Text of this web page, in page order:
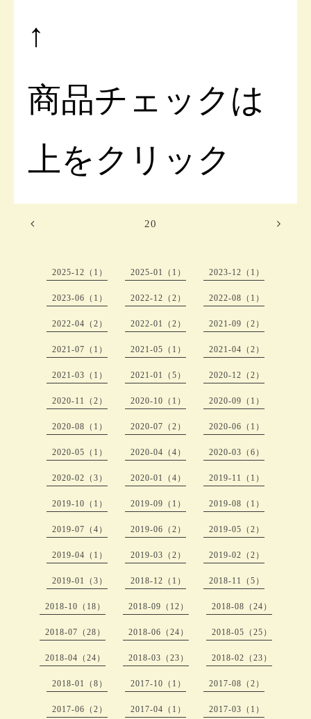
↑
商品チェックは
上をクリック
20
2025-12（1） 2025-01（1） 2023-12（1）
2023-06（1） 2022-12（2） 2022-08（1）
2022-04（2） 2022-01（2） 2021-09（2）
2021-07（1） 2021-05（1） 2021-04（2）
2021-03（1） 2021-01（5） 2020-12（2）
2020-11（2） 2020-10（1） 2020-09（1）
2020-08（1） 2020-07（2） 2020-06（1）
2020-05（1） 2020-04（4） 2020-03（6）
2020-02（3） 2020-01（4） 2019-11（1）
2019-10（1） 2019-09（1） 2019-08（1）
2019-07（4） 2019-06（2） 2019-05（2）
2019-04（1） 2019-03（2） 2019-02（2）
2019-01（3） 2018-12（1） 2018-11（5）
2018-10（18） 2018-09（12） 2018-08（24）
2018-07（28） 2018-06（24） 2018-05（25）
2018-04（24） 2018-03（23） 2018-02（23）
2018-01（8） 2017-10（1） 2017-08（2）
2017-06（2） 2017-04（1） 2017-03（1）